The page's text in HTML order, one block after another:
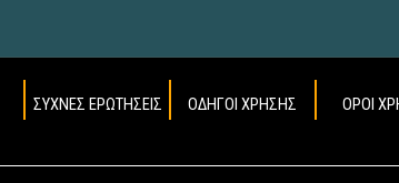
ΣΥΧΝΕΣ ΕΡΩΤΗΣΕΙΣ ΟΔΗΓΟΙ ΧΡΗΣΗΣ ΟΡΟΙ